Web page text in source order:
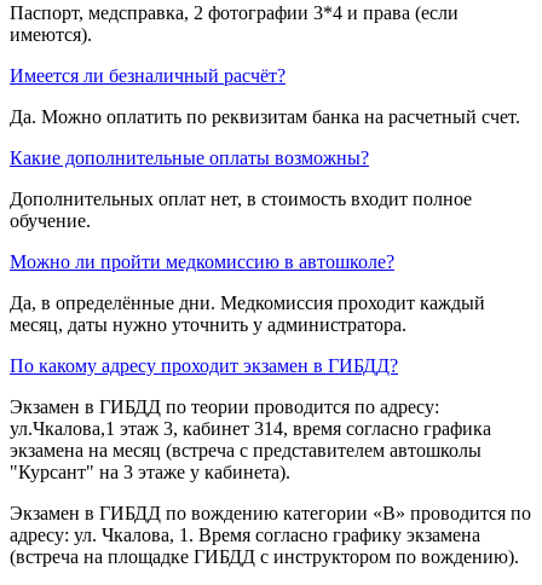
Паспорт, медсправка, 2 фотографии 3*4 и права (если
имеются).
Имеется ли безналичный расчёт?
Да. Можно оплатить по реквизитам банка на расчетный счет.
Какие дополнительные оплаты возможны?
Дополнительных оплат нет, в стоимость входит полное
обучение.
Можно ли пройти медкомиссию в автошколе?
Да, в определённые дни. Медкомиссия проходит каждый
месяц, даты нужно уточнить у администратора.
По какому адресу проходит экзамен в ГИБДД?
Экзамен в ГИБДД по теории проводится по адресу:
ул.Чкалова,1 этаж 3, кабинет 314, время согласно графика
экзамена на месяц (встреча с представителем автошколы
"Курсант" на 3 этаже у кабинета).
Экзамен в ГИБДД по вождению категории «B» проводится по
адресу: ул. Чкалова, 1. Время согласно графику экзамена
(встреча на площадке ГИБДД с инструктором по вождению).